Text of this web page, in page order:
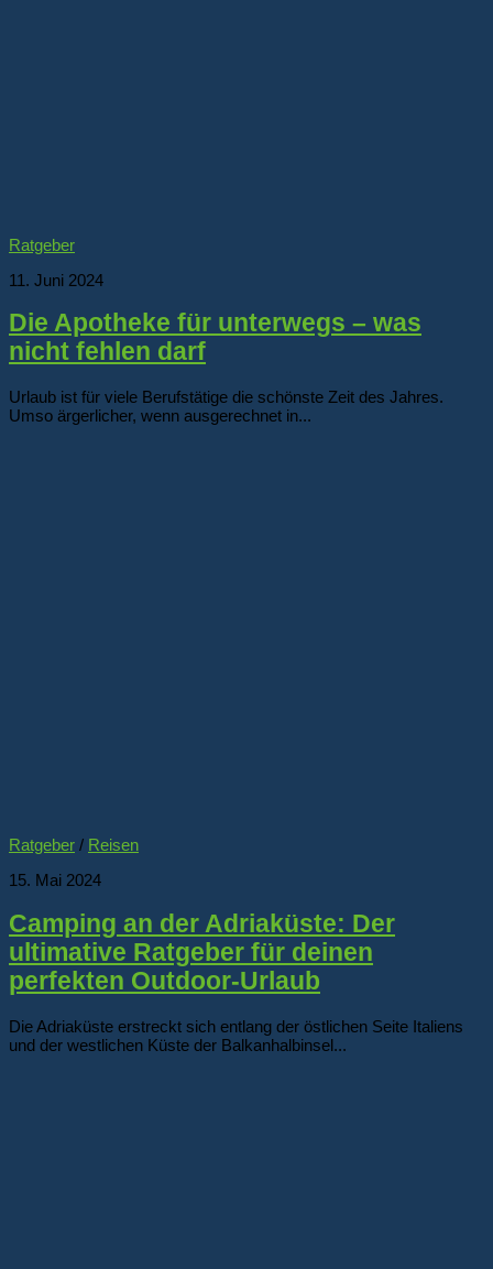
Ratgeber
11. Juni 2024
Die Apotheke für unterwegs – was
nicht fehlen darf
Urlaub ist für viele Berufstätige die schönste Zeit des Jahres.
Umso ärgerlicher, wenn ausgerechnet in...
Ratgeber / Reisen
15. Mai 2024
Camping an der Adriaküste: Der
ultimative Ratgeber für deinen
perfekten Outdoor-Urlaub
Die Adriaküste erstreckt sich entlang der östlichen Seite Italiens
und der westlichen Küste der Balkanhalbinsel...